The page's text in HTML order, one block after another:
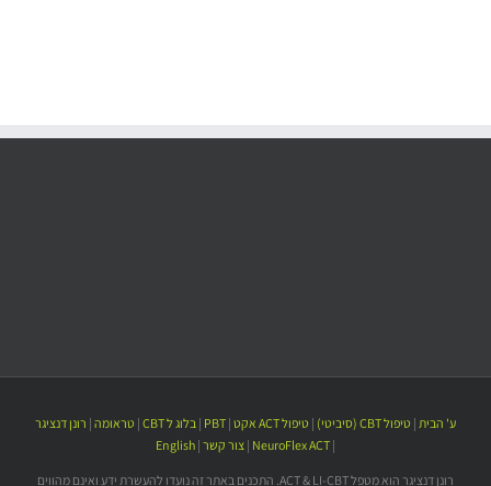
ע' הבית | טיפול CBT (סיביטי) | טיפול ACT אקט |
PBT
| בלוג ל CBT | טראומה | רונן דנציגר
|
NeuroFlex ACT
| צור קשר |
English
רונן דנציגר הוא מטפל ACT & LI-CBT. התכנים באתר זה נועדו להעשרת ידע ואינם מהווים